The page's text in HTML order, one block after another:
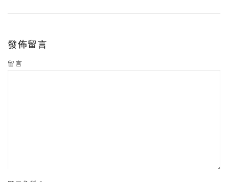
中
開
發佈留言
留言